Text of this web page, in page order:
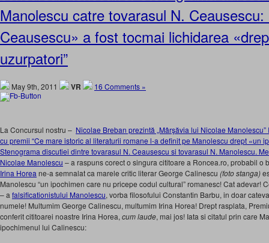
Manolescu catre tovarasul N. Ceausescu:
Ceausescu» a fost tocmai lichidarea
uzurpatori”
May 9th, 2011 VR 16 Comments »
La Concursul nostru – Nicolae Breban prezintă „Mârşăvia lui Nicolae
cu premii “Ce mare istoric al literaturii romane l-a definit pe Manolescu drept «un
Stenograma discutiei dintre tovarasul N. Ceausescu si tovarasul N. Manolescu.
Nicolae Manolescu – a raspuns corect o singura cititoare a Roncea.ro, probabil o
Irina Horea ne-a semnalat ca marele critic literar George Calinescu (foto stanga)
Manolescu “un ipochimen care nu pricepe codul cultural” romanesc! Cat adevar!
– a falsificationistului Manolescu, vorba filosofului Constantin Barbu, in doar
numele! Multumim George Calinescu, multumim Irina Horea! Drept rasplata,
conferit cititoarei noastre Irina Horea, cum laude, mai jos! Iata si citatul prin care
ipochimenul lui Calinescu: